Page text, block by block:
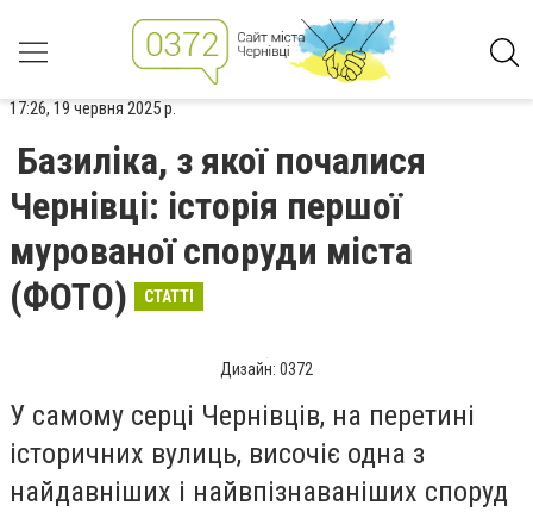
17:26, 19 червня 2025 р.
Базиліка, з якої почалися
Чернівці: історія першої
мурованої споруди міста
(ФОТО)
СТАТТІ
Дизайн: 0372
У самому серці Чернівців, на перетині
історичних вулиць, височіє одна з
найдавніших і найвпізнаваніших споруд